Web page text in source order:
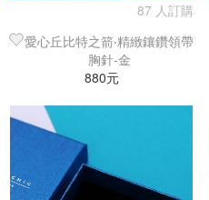
87 人訂購
愛心丘比特之箭‧精緻鑲鑽領帶
胸針-金
880元